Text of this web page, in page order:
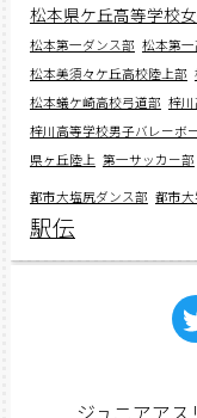
松本県ケ丘高等学校
松本第一ダンス部 松本第
松本美須々ケ丘高校陸上部
松本蟻ケ崎高校弓道部 梓
梓川高等学校男子バレーボ
県ヶ丘陸上 第一サッカー部
都市大塩尻ダンス部 都市
駅伝
ジュニアア